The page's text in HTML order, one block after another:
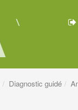
Diagnostic guidé